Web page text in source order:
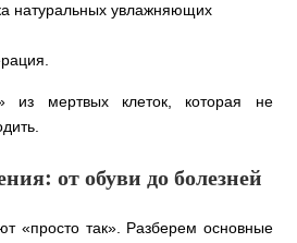
натуральных увлажняющих
из мертвых клеток, которая не
от обуви до болезней
«просто так». Разберем основные